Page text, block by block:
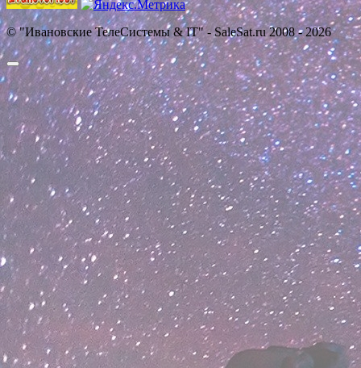
© "Ивановские ТелеСистемы & IT" - SaleSat.ru 2008 - 2026
Прокрутить
вверх